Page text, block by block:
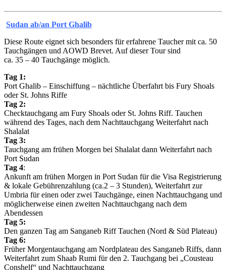
Sudan ab/an Port Ghalib
Diese Route eignet sich besonders für erfahrene Taucher mit ca. 50
Tauchgängen und AOWD Brevet. Auf dieser Tour sind
ca. 35 – 40 Tauchgänge möglich.
Tag 1:
Port Ghalib – Einschiffung – nächtliche Überfahrt bis Fury Shoals
oder St. Johns Riffe
Tag 2:
Checktauchgang am Fury Shoals oder St. Johns Riff. Tauchen
während des Tages, nach dem Nachttauchgang Weiterfahrt nach
Shalalat
Tag 3:
Tauchgang am frühen Morgen bei Shalalat dann Weiterfahrt nach
Port Sudan
Tag 4:
Ankunft am frühen Morgen in Port Sudan für die Visa Registrierung
& lokale Gebührenzahlung (ca.2 – 3 Stunden), Weiterfahrt zur
Umbria für einen oder zwei Tauchgänge, einen Nachttauchgang und
möglicherweise einen zweiten Nachttauchgang nach dem
Abendessen
Tag 5:
Den ganzen Tag am Sanganeb Riff Tauchen (Nord & Süd Plateau)
Tag 6:
Früher Morgentauchgang am Nordplateau des Sanganeb Riffs, dann
Weiterfahrt zum Shaab Rumi für den 2. Tauchgang bei „Cousteau
Conshelf“ und Nachttauchgang